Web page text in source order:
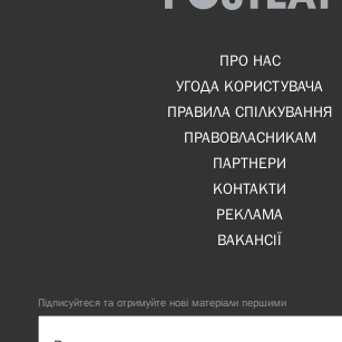
ПРО НАС
УГОДА КОРИСТУВАЧА
ПРАВИЛА СПІЛКУВАННЯ
ПРАВОВЛАСНИКАМ
ПАРТНЕРИ
КОНТАКТИ
РЕКЛАМА
ВАКАНСІЇ
Підписуйтеся та отримуйте нові матеріали першими